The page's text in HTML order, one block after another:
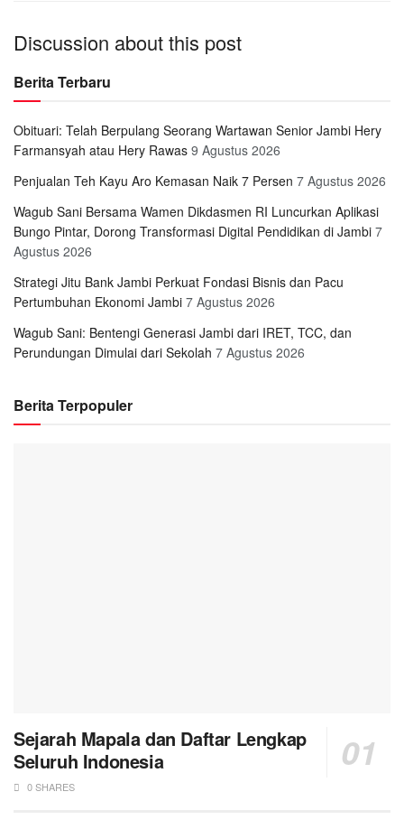
Discussion about this post
Berita Terbaru
Obituari: Telah Berpulang Seorang Wartawan Senior Jambi Hery
Farmansyah atau Hery Rawas 9 Agustus 2026
Penjualan Teh Kayu Aro Kemasan Naik 7 Persen 7 Agustus 2026
Wagub Sani Bersama Wamen Dikdasmen RI Luncurkan Aplikasi
Bungo Pintar, Dorong Transformasi Digital Pendidikan di Jambi 7
Agustus 2026
Strategi Jitu Bank Jambi Perkuat Fondasi Bisnis dan Pacu
Pertumbuhan Ekonomi Jambi 7 Agustus 2026
Wagub Sani: Bentengi Generasi Jambi dari IRET, TCC, dan
Perundungan Dimulai dari Sekolah 7 Agustus 2026
Berita Terpopuler
Sejarah Mapala dan Daftar Lengkap
Seluruh Indonesia
0 SHARES